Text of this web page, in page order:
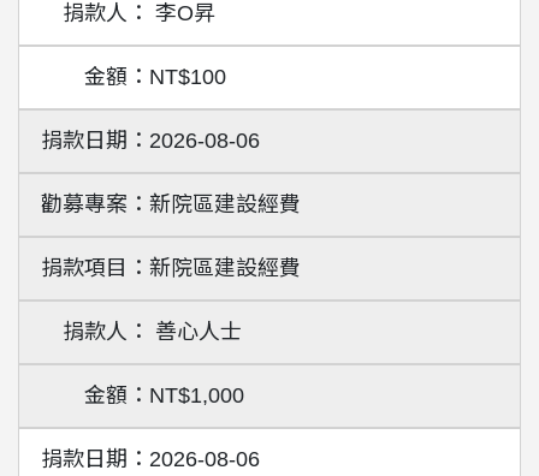
李O昇
NT$100
2026-08-06
新院區建設經費
新院區建設經費
善心人士
NT$1,000
2026-08-06